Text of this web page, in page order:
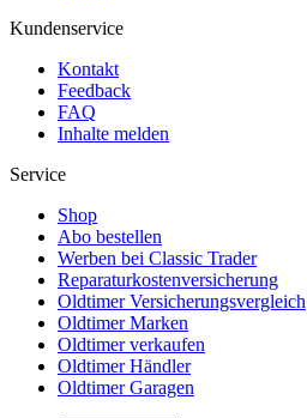
Kundenservice
Kontakt
Feedback
FAQ
Inhalte melden
Service
Shop
Abo bestellen
Werben bei Classic Trader
Reparaturkostenversicherung
Oldtimer Versicherungsvergleich
Oldtimer Marken
Oldtimer verkaufen
Oldtimer Händler
Oldtimer Garagen